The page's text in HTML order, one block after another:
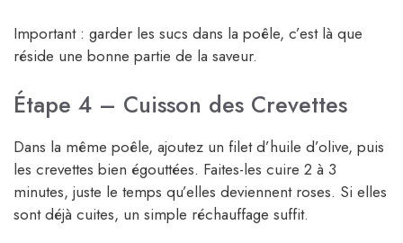
Important : garder les sucs dans la poêle, c’est là que
réside une bonne partie de la saveur.
Étape 4 – Cuisson des Crevettes
Dans la même poêle, ajoutez un filet d’huile d’olive, puis
les crevettes bien égouttées. Faites-les cuire 2 à 3
minutes, juste le temps qu’elles deviennent roses. Si elles
sont déjà cuites, un simple réchauffage suffit.